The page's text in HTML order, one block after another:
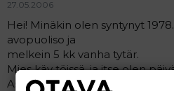
27.05.2006
Hei! Minäkin olen syntynyt
avopuoliso ja
melkein 5 kk vanha tytär.
Mies käy töissä, ja itse olen
Asustellaan omakotitalossa.